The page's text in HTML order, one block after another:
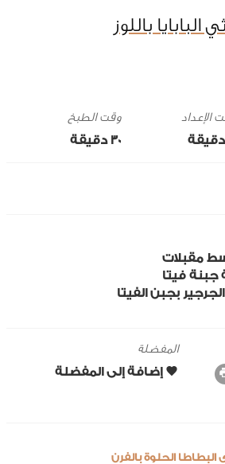
باللوز
الإعداد
وقت الطبخ
30 ‎دقيقة
مقبلات
جبنة فيتا
بجبن الفيتا
المفضلة
الحلوة بالفرن